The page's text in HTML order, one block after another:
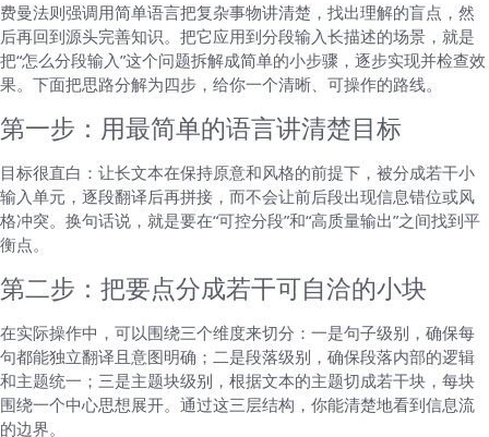
费曼法则强调用简单语言把复杂事物讲清楚，找出理解的盲点，然
后再回到源头完善知识。把它应用到分段输入长描述的场景，就是
把“怎么分段输入”这个问题拆解成简单的小步骤，逐步实现并检查效
果。下面把思路分解为四步，给你一个清晰、可操作的路线。
第一步：用最简单的语言讲清楚目标
目标很直白：让长文本在保持原意和风格的前提下，被分成若干小
输入单元，逐段翻译后再拼接，而不会让前后段出现信息错位或风
格冲突。换句话说，就是要在“可控分段”和“高质量输出”之间找到平
衡点。
第二步：把要点分成若干可自洽的小块
在实际操作中，可以围绕三个维度来切分：一是句子级别，确保每
句都能独立翻译且意图明确；二是段落级别，确保段落内部的逻辑
和主题统一；三是主题块级别，根据文本的主题切成若干块，每块
围绕一个中心思想展开。通过这三层结构，你能清楚地看到信息流
的边界。